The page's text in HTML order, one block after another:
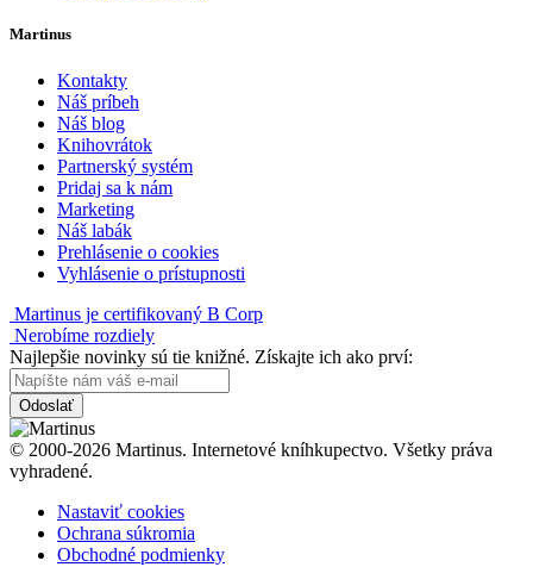
Martinus
Kontakty
Náš príbeh
Náš blog
Knihovrátok
Partnerský systém
Pridaj sa k nám
Marketing
Náš labák
Prehlásenie o cookies
Vyhlásenie o prístupnosti
Martinus je certifikovaný B Corp
Nerobíme rozdiely
Najlepšie novinky sú tie knižné. Získajte ich ako prví:
Odoslať
© 2000-2026 Martinus. Internetové kníhkupectvo. Všetky práva
vyhradené.
Nastaviť cookies
Ochrana súkromia
Obchodné podmienky